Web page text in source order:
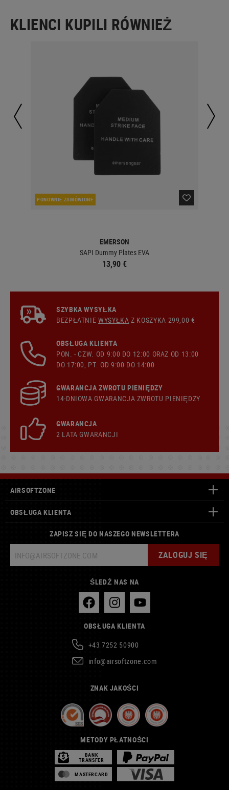
KLIENCI KUPILI RÓWNIEŻ
PONOWNIE ZAMÓWIONE
EMERSON
SAPI Dummy Plates EVA
13,90 €
SZYBKA WYSYŁKA
BEZPŁATNIEWYSYŁKA Z KOSZYKA 299,00 €
OBSŁUGA KLIENTA
PON. - CZW. OD 9:00 DO 12:00 ORAZ OD 13:00
DO 17:00, PT. OD 9:00 DO 14:00
GWARANCJA ZWROTU PIENIĘDZY
14-DNIOWA GWARANCJA ZWROTU PIENIĘDZY
GWARANCJA
2 LATA GWARANCJI
AIRSOFTZONE
OBSŁUGA KLIENTA
ZAPISZ SIĘ DO NASZEGO NEWSLETTERA
ZALOGUJ SIĘ
ŚLEDŹ NAS NA
OBSŁUGA KLIENTA
+43 7252 50900
info@airsoftzone.com
ZNAK JAKOŚCI
METODY PŁATNOŚCI
BANK
TRANSFER
MASTERCARD